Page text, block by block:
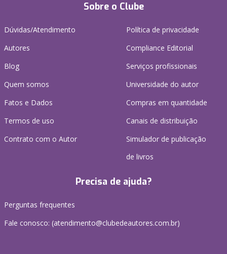
Sobre o Clube
Dúvidas/Atendimento
Autores
Blog
Quem somos
Fatos e Dados
Termos de uso
Contrato com o Autor
Política de privacidade
Compliance Editorial
Serviços profissionais
Universidade do autor
Compras em quantidade
Canais de distribuição
Simulador de publicação
de livros
Precisa de ajuda?
Perguntas frequentes
Fale conosco: (atendimento@clubedeautores.com.br)